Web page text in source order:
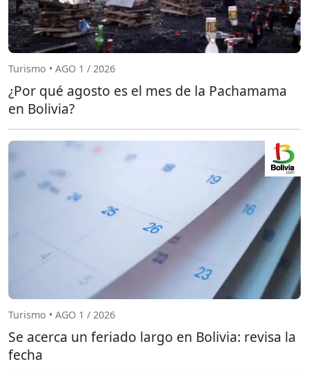
Turismo • AGO 1 / 2026
¿Por qué agosto es el mes de la Pachamama
en Bolivia?
Turismo • AGO 1 / 2026
Se acerca un feriado largo en Bolivia: revisa la
fecha